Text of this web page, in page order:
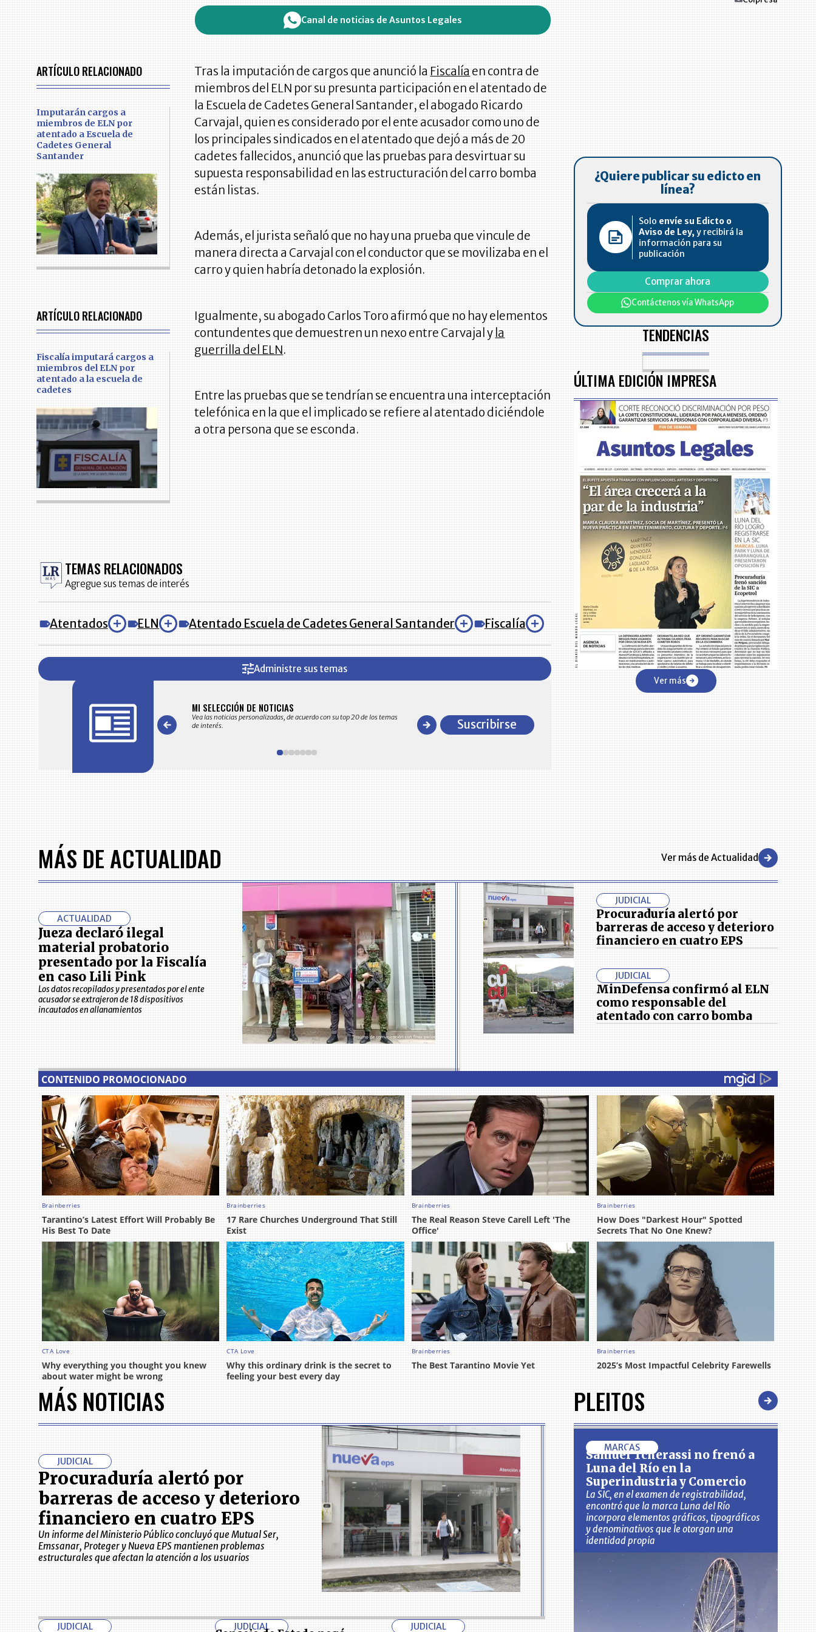
Canal de noticias de Asuntos Legales
ARTÍCULO RELACIONADO
Imputarán cargos a
miembros de ELN por
atentado a Escuela de
Cadetes General
Santander
Tras la imputación de cargos que anunció la Fiscalía en contra de
miembros del ELN por su presunta participación en el atentado de
la Escuela de Cadetes General Santander, el abogado Ricardo
Carvajal, quien es considerado por el ente acusador como uno de
los principales sindicados en el atentado que dejó a más de 20
cadetes fallecidos, anunció que las pruebas para desvirtuar su
supuesta responsabilidad en las estructuración del carro bomba
están listas.
Además, el jurista señaló que no hay una prueba que vincule de
manera directa a Carvajal con el conductor que se movilizaba en el
carro y quien habría detonado la explosión.
ARTÍCULO RELACIONADO
Fiscalía imputará cargos a
miembros del ELN por
atentado a la escuela de
cadetes
Igualmente, su abogado Carlos Toro afirmó que no hay elementos
contundentes que demuestren un nexo entre Carvajal y la
guerrilla del ELN.
Entre las pruebas que se tendrían se encuentra una interceptación
telefónica en la que el implicado se refiere al atentado diciéndole
a otra persona que se esconda.
¿Quiere publicar su edicto en
línea?
Solo envíe su Edicto o
Aviso de Ley, y recibirá la
información para su
publicación
Comprar ahora
Contáctenos vía WhatsApp
TENDENCIAS
ÚLTIMA EDICIÓN IMPRESA
Ver más
TEMAS RELACIONADOS
Agregue sus temas de interés
Atentados ELN Atentado Escuela de Cadetes General Santander Fiscalía
Administre sus temas
en su correo electrónico las noticias seleccionadas por nuestro
MI SELECCIÓN DE NOTICIAS
Vea las noticias personalizadas, de acuerdo con su top 20 de los temas
de interés.
comportamiento general y detallado de las 10.000 primeras empresas
en ventas en ColombiaSuscribirse
MÁS DE ACTUALIDAD Ver más de Actualidad
ACTUALIDAD
Jueza declaró ilegal
material probatorio
presentado por la Fiscalía
en caso Lili Pink
Los datos recopilados y presentados por el ente
acusador se extrajeron de 18 dispositivos
incautados en allanamientos
JUDICIAL
Procuraduría alertó por
barreras de acceso y deterioro
financiero en cuatro EPS
JUDICIAL
MinDefensa confirmó al ELN
como responsable del
atentado con carro bomba
MÁS NOTICIAS
JUDICIAL
Procuraduría alertó por
barreras de acceso y deterioro
financiero en cuatro EPS
Un informe del Ministerio Público concluyó que Mutual Ser,
Emssanar, Proteger y Nueva EPS mantienen problemas
estructurales que afectan la atención a los usuarios
JUDICIAL JUDICIAL JUDICIAL
PLEITOS
MARCAS
Samuel Tcherassi no frenó a
Luna del Río en la
Superindustria y Comercio
La SIC, en el examen de registrabilidad,
encontró que la marca Luna del Río
incorpora elementos gráficos, tipográficos
y denominativos que le otorgan una
identidad propia